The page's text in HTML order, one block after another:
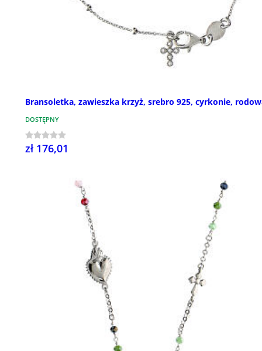
Bransoletka, zawieszka krzyż, srebro 925, cyrkonie,
DOSTĘPNY
zł 176,01